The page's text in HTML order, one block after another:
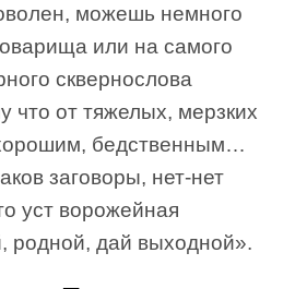
можешь немного
или на самого
сквернослова
что от тяжелых, мерзких
бедственным…
заговоры, нет-нет
уст ворожейная
родной, дай выходной».